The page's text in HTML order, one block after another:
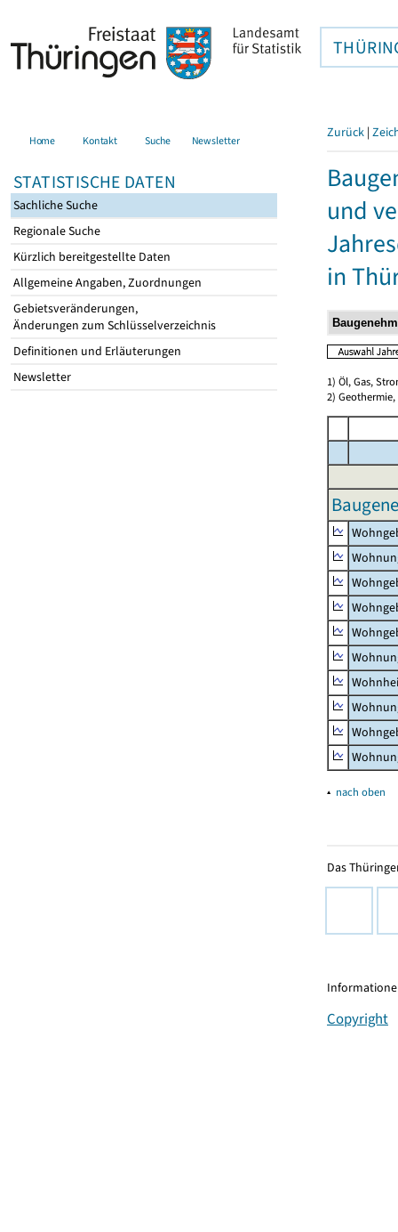
Home Kontakt Suche Newsletter
STATISTISCHE DATEN
Sachliche Suche
Regionale Suche
Kürzlich bereitgestellte Daten
Allgemeine Angaben, Zuordnungen
Gebietsveränderungen,
Änderungen zum Schlüsselverzeichnis
Definitionen und Erläuterungen
Newsletter
Zurück |
und
in
1) Öl, Gas,
2)
▴ nach oben
Das
Copyright